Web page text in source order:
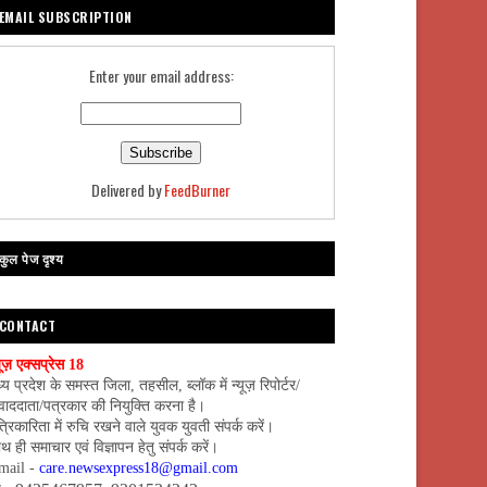
EMAIL SUBSCRIPTION
Enter your email address:
Delivered byFeedBurner
पेज दृश्य
CONTACT
एक्सप्रेस 18
प्रदेश के समस्त जिला, तहसील, ब्लॉक में न्यूज़ रिपोर्टर/
पत्रकार की नियुक्ति करना है।
में रुचि रखने वाले युवक युवती संपर्क करें।
ही समाचार एवं विज्ञापन हेतु संपर्क करें।
- care.newsexpress18@gmail.com